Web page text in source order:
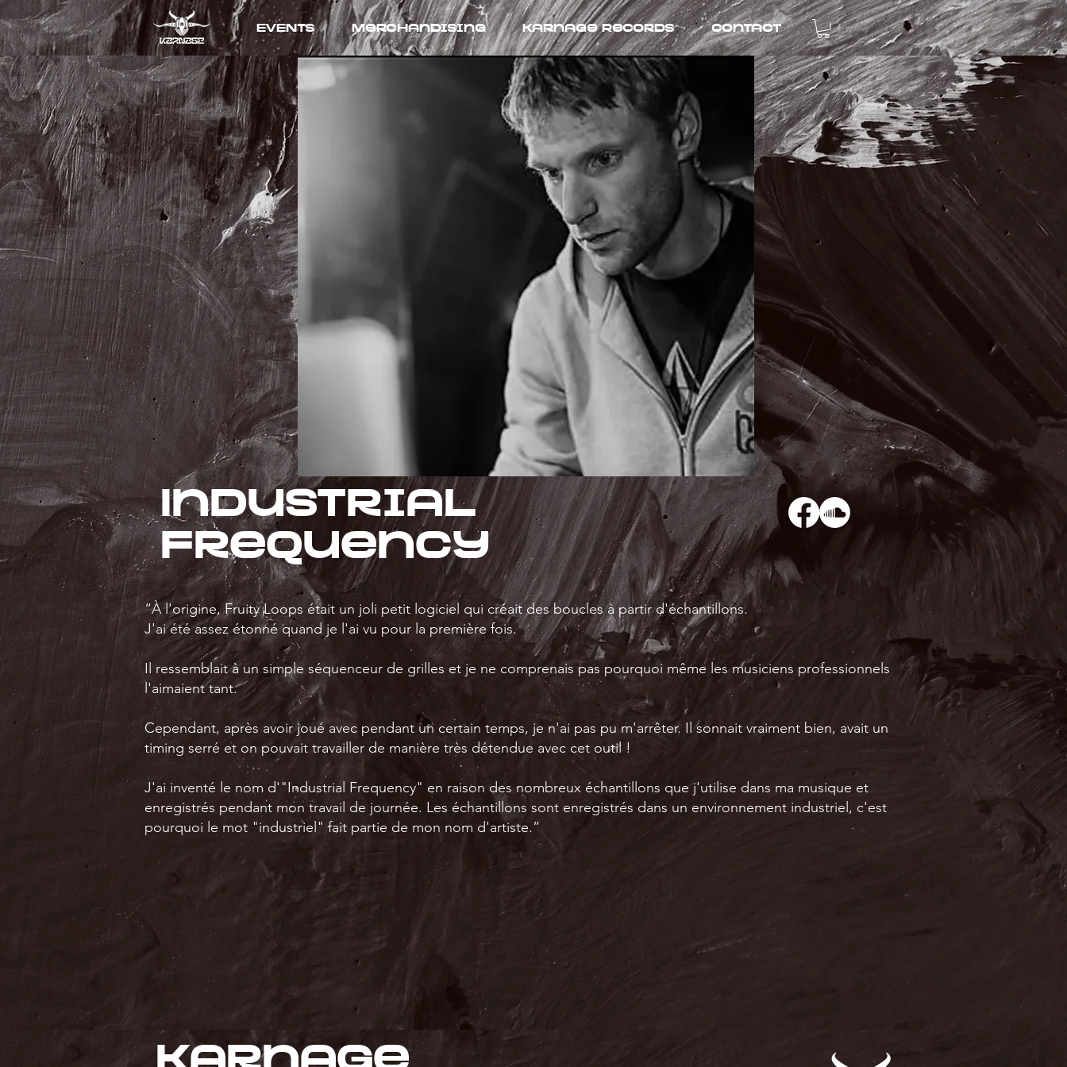
EVENTS Merchandising Karnage Records Contact
Industrial
Frequency
“À l'origine, Fruity Loops était un joli petit logiciel qui créait des boucles à partir d'échantillons.
J'ai été assez étonné quand je l'ai vu pour la première fois.
Il ressemblait à un simple séquenceur de grilles et je ne comprenais pas pourquoi même les musiciens professionnels
l'aimaient tant.
Cependant, après avoir joué avec pendant un certain temps, je n'ai pas pu m'arrêter. Il sonnait vraiment bien, avait un
timing serré et on pouvait travailler de manière très détendue avec cet outil !
J'ai inventé le nom d'"Industrial Frequency" en raison des nombreux échantillons que j'utilise dans ma musique et
enregistrés pendant mon travail de journée. Les échantillons sont enregistrés dans un environnement industriel, c'est
pourquoi le mot "industriel" fait partie de mon nom d'artiste.”